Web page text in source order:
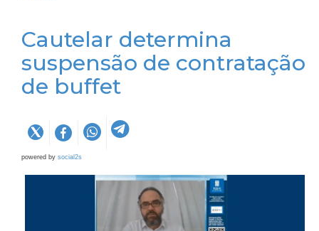
Cautelar determina
suspensão de contratação
de buffet
powered by social2s